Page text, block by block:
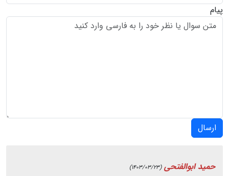
پیام
ارسال
حمید ابوالفتحی (1403/03/23)